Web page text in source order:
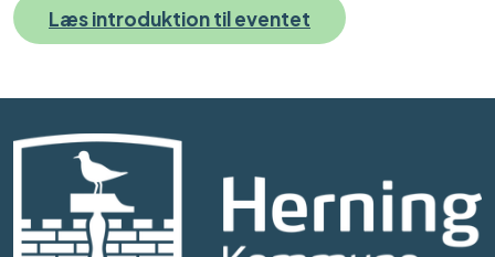
Læs introduktion til eventet